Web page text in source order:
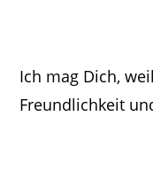
Ich mag Dich,
Freundlichkeit